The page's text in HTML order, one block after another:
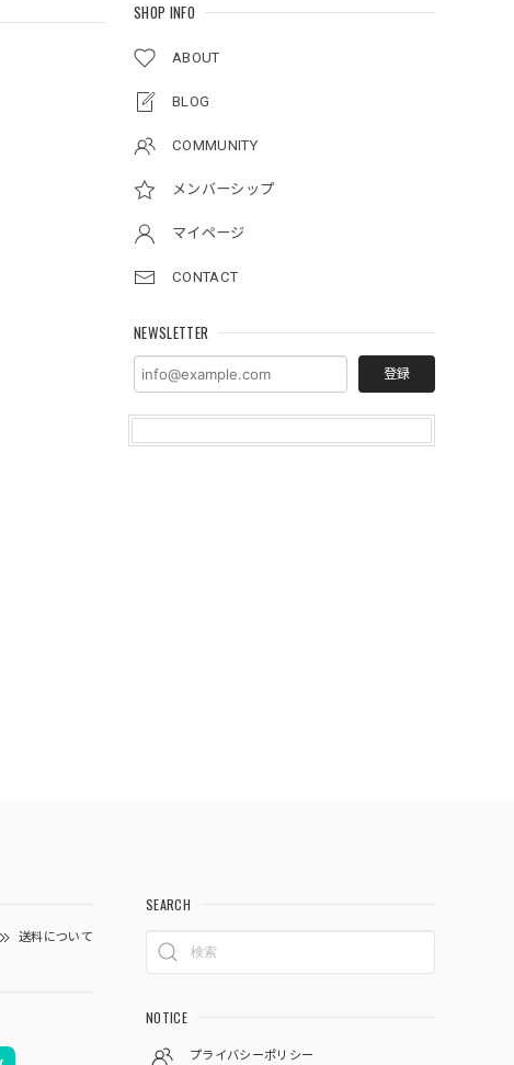
SHOP INFO
ABOUT
BLOG
COMMUNITY
メンバーシップ
マイページ
CONTACT
NEWSLETTER
登録
送料について
SEARCH
NOTICE
プライバシーポリシー